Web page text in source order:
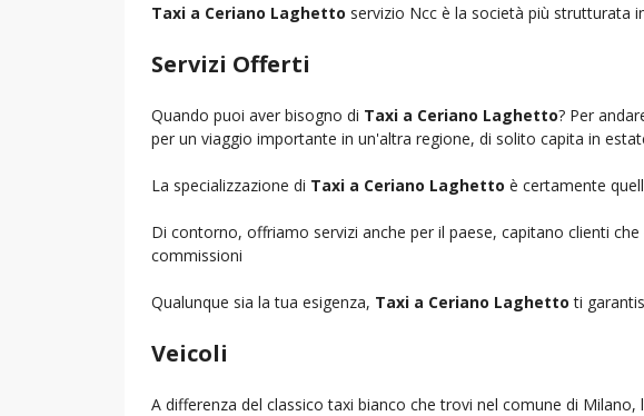
Taxi a Ceriano Laghetto servizio Ncc è la società più strutturata
Servizi Offerti
Quando puoi aver bisogno di Taxi a Ceriano Laghetto? Per
per un viaggio importante in un'altra regione, di solito capita in
La specializzazione di Taxi a Ceriano Laghetto è certamente
Di contorno, offriamo servizi anche per il paese, capitano clienti
commissioni
Qualunque sia la tua esigenza, Taxi a Ceriano Laghetto ti
Veicoli
A differenza del classico taxi bianco che trovi nel comune di